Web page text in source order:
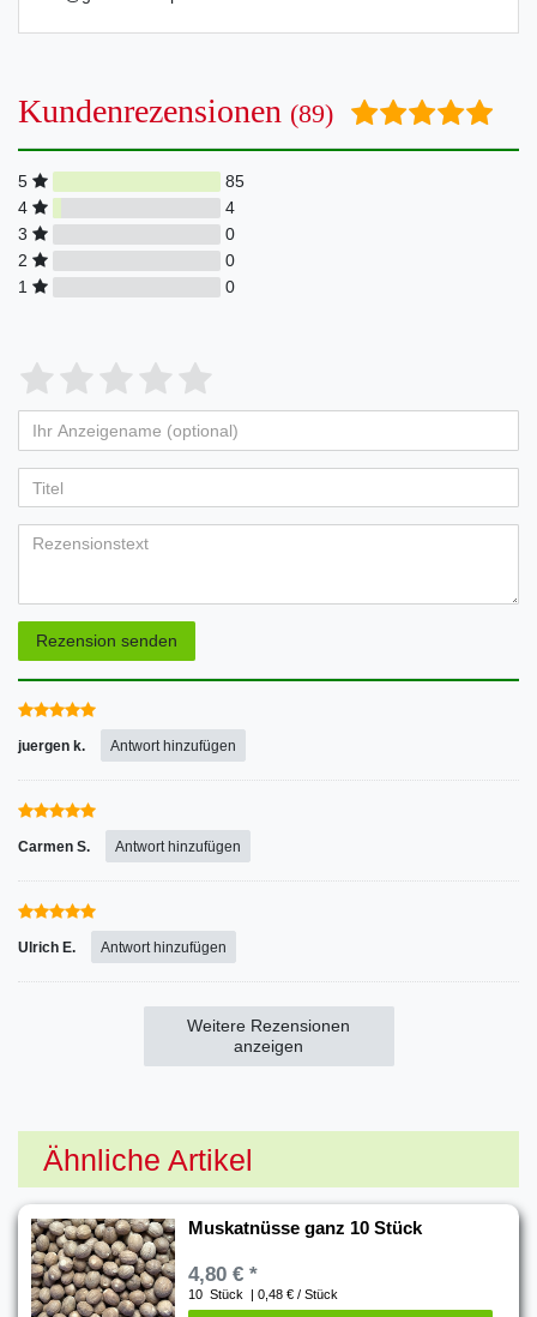
Kundenrezensionen (89)
5
85
4
4
3
0
2
0
1
0
Bewertungssterne
von
5
Bewertungssternen
4
von
5
Bewertungssternen
3
von
5
Bewertungssternen
2
von
5
Bewertungssternen
1
von
5
Bewertungssternen
Anzeigename
(optional)
Rezension senden
juergen k. Antwort hinzufügen
Carmen S. Antwort hinzufügen
Ulrich E. Antwort hinzufügen
Weitere Rezensionen
anzeigen
Ähnliche Artikel
Muskatnüsse ganz 10 Stück
4,80 € *
10 Stück | 0,48 € / Stück